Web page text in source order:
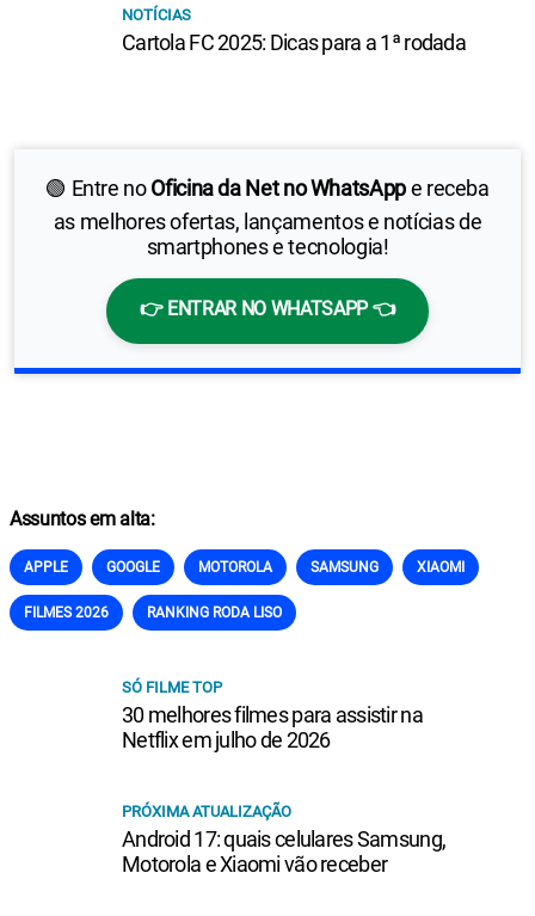
🟢 Entre noOficina da Net no WhatsAppe receba
as melhores ofertas, lançamentos e notícias de
smartphones e tecnologia!
👉 ENTRAR NO WHATSAPP 👈
NOTÍCIAS
Cartola FC 2025: Dicas para a 1ª rodada
Assuntos em alta:
APPLE GOOGLE MOTOROLA SAMSUNG XIAOMI
FILMES 2026 RANKING RODA LISO
SÓ FILME TOP
30 melhores filmes para assistir na
Netflix em julho de 2026
PRÓXIMA ATUALIZAÇÃO
Android 17: quais celulares Samsung,
Motorola e Xiaomi vão receber